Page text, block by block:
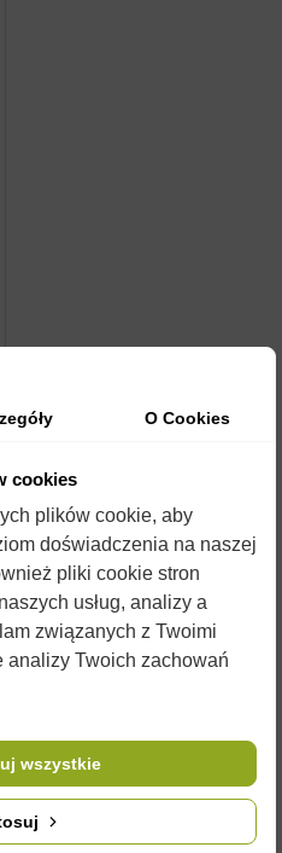
O Cookies
cookies
plików cookie, aby
doświadczenia na naszej
pliki cookie stron
usług, analizy a
związanych z Twoimi
analizy Twoich zachowań
wszystkie